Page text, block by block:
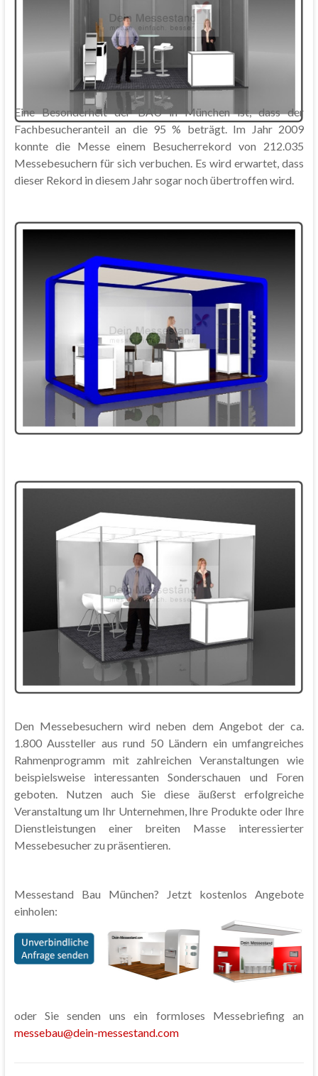
Eine Besonderheit der BAU in München ist, dass der
Fachbesucheranteil an die 95 % beträgt. Im Jahr 2009
konnte die Messe einem Besucherrekord von 212.035
Messebesuchern für sich verbuchen. Es wird erwartet, dass
dieser Rekord in diesem Jahr sogar noch übertroffen wird.
Den Messebesuchern wird neben dem Angebot der ca.
1.800 Aussteller aus rund 50 Ländern ein umfangreiches
Rahmenprogramm mit zahlreichen Veranstaltungen wie
beispielsweise interessanten Sonderschauen und Foren
geboten. Nutzen auch Sie diese äußerst erfolgreiche
Veranstaltung um Ihr Unternehmen, Ihre Produkte oder Ihre
Dienstleistungen einer breiten Masse interessierter
Messebesucher zu präsentieren.
Messestand Bau München? Jetzt kostenlos Angebote
einholen:
oder Sie senden uns ein formloses Messebriefing an
messebau@dein-messestand.com